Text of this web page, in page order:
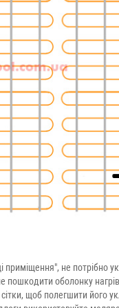
приміщення", не потрібно
пошкодити оболонку
щоб полегшити його